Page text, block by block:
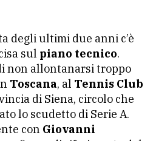
degli ultimi due anni c’è
sul piano tecnico.
non allontanarsi troppo
Toscana, al Tennis Club
di Siena, circolo che
lo scudetto di Serie A.
con Giovanni